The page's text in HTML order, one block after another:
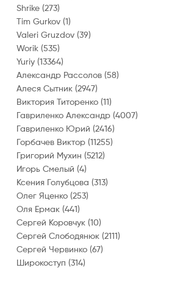
Shrike (273)
Tim Gurkov (1)
Valeri Gruzdov (39)
Worik (535)
Yuriy (13364)
Александр Рассолов (58)
Алеся Сытник (2947)
Виктория Титоренко (11)
Гавриленко Александр (4007)
Гавриленко Юрий (2416)
Горбачев Виктор (11255)
Григорий Мухин (5212)
Игорь Смелый (4)
Ксения Голубцова (313)
Олег Яценко (253)
Оля Ермак (441)
Сергей Коровчук (10)
Сергей Слободянюк (2111)
Сергей Червинко (67)
Широкоступ (314)